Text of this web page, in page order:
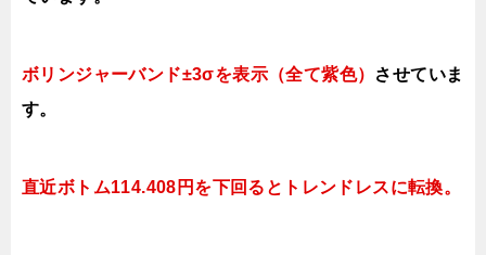
ボリンジャーバンド±3σを表示（全て紫色） させていま
す。
直近ボトム114.408円を下回ると トレンドレスに転換。